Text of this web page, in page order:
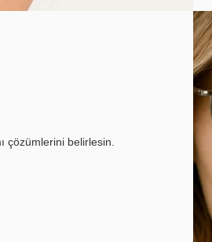
çözümlerini belirlesin.